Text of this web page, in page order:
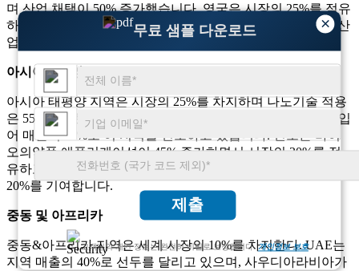
×
무료 샘플 다운로드
제출
고객님의 개인 정보는 완전히 비밀로 보장됩니다. 개인정보 보호
며 산업 채택이 50% 증가했습니다. 영국은 시장의 25%를 점유
하고 있으며 연구 수요는 40% 증가했습니다. 프랑스는 식품산
업 적용이 45% 급증하면서 20%를 기여합니다.
아시아태평양
아시아 태평양 지역은 시장의 25%를 차지하며 나노기술 적용
은 55% 증가했습니다. 중국은 의약품 수요의 50% 증가에 힘입
어 매출의 40%로 이 지역을 선도하고 있습니다. 인도는 바이
오의약품 애플리케이션이 45% 증가하면서 시장의 30%를 점
유하고 있습니다. 일본은 연구 응용 분야에서 35% 성장하여
20%를 기여합니다.
중동 및 아프리카
중동&아프리카 지역은 세계 시장의 10%를 차지한다. UAE는
지역 매출의 40%로 선두를 달리고 있으며, 사우디아라비아가